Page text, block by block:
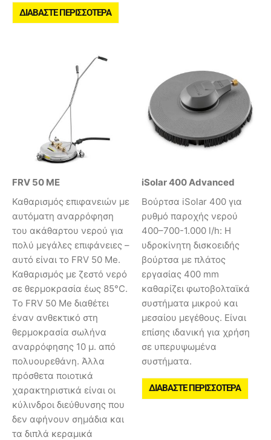
ΔΙΑΒΆΣΤΕ ΠΕΡΙΣΣΌΤΕΡΑ
FRV 50 ME
Καθαρισμός επιφανειών με
αυτόματη αναρρόφηση
του ακάθαρτου νερού για
πολύ μεγάλες επιφάνειες –
αυτό είναι το FRV 50 Me.
Καθαρισμός με ζεστό νερό
σε θερμοκρασία έως 85°C.
Το FRV 50 Me διαθέτει
έναν ανθεκτικό στη
θερμοκρασία σωλήνα
αναρρόφησης 10 μ. από
πολυουρεθάνη. Άλλα
πρόσθετα ποιοτικά
χαρακτηριστικά είναι οι
κύλινδροι διεύθυνσης που
δεν αφήνουν σημάδια και
τα διπλά κεραμικά
iSolar 400 Advanced
Βούρτσα iSolar 400 για
ρυθμό παροχής νερού
400–700-1.000 l/h: Η
υδροκίνητη δισκοειδής
βούρτσα με πλάτος
εργασίας 400 mm
καθαρίζει φωτοβολταϊκά
συστήματα μικρού και
μεσαίου μεγέθους. Είναι
επίσης ιδανική για χρήση
σε υπερυψωμένα
συστήματα.
ΔΙΑΒΆΣΤΕ ΠΕΡΙΣΣΌΤΕΡΑ